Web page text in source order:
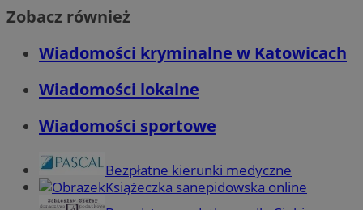
Zobacz również
Wiadomości kryminalne w Katowicach
Wiadomości lokalne
Wiadomości sportowe
Bezpłatne kierunki medyczne
Książeczka sanepidowska online